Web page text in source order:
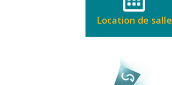
Location de salle